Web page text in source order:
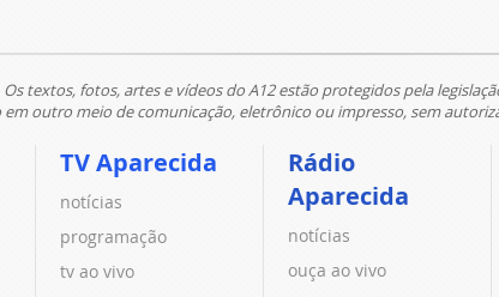
Os textos, fotos, artes e vídeos do A12 estão protegidos pela
outro meio de comunicação, eletrônico ou impresso, sem
TV Aparecida
notícias
programação
tv ao vivo
Rádio
Aparecida
notícias
ouça ao vivo